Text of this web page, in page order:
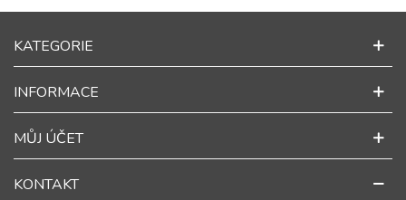
KATEGORIE
INFORMACE
MŮJ ÚČET
KONTAKT